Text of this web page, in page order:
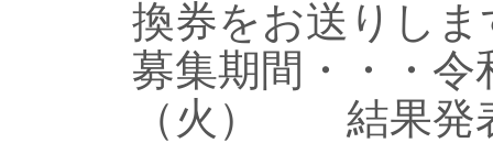
換券をお送りしま
募集期間・・・
（火）
結果発